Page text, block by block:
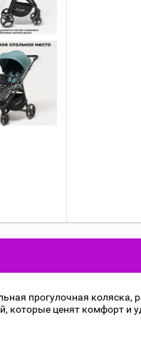
прогулочная коляска,
которые ценят комфорт и